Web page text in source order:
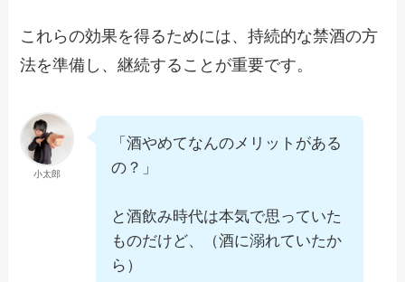
これらの効果を得るためには、持続的な禁酒の方
法を準備し、継続することが重要です。
小太郎
「酒やめてなんのメリットがある
の？」
と酒飲み時代は本気で思っていた
ものだけど、（酒に溺れていたか
ら）